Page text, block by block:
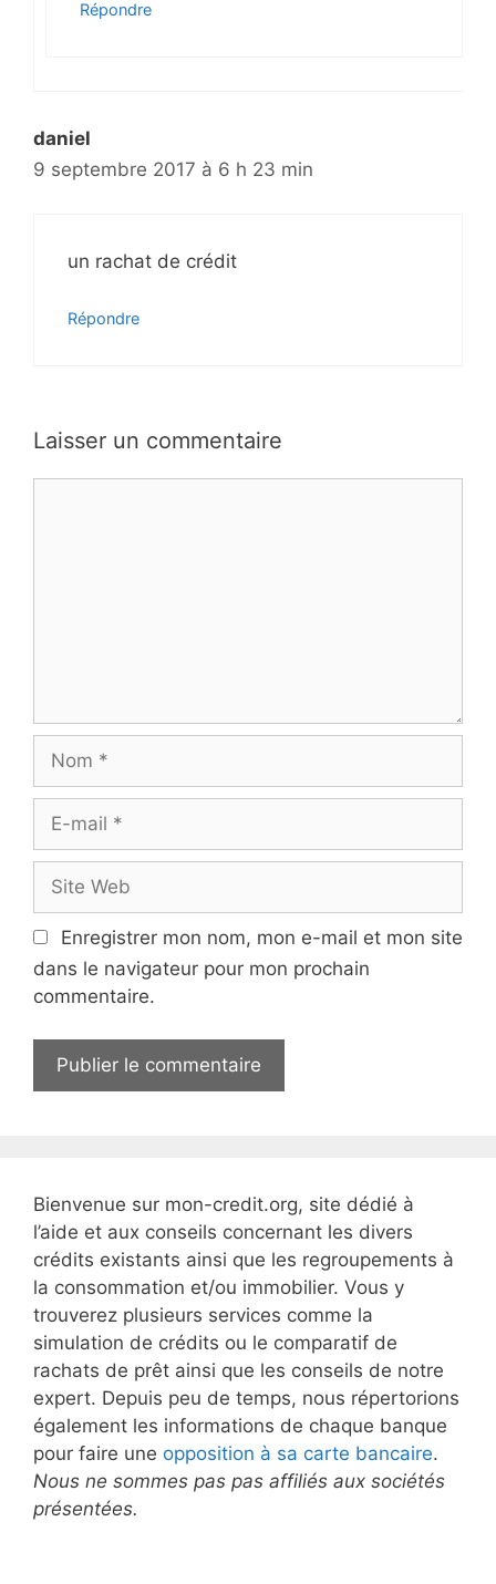
Répondre
daniel
9 septembre 2017 à 6 h 23 min
un rachat de crédit
Répondre
Laisser un commentaire
r
m
m
l
t
e
b
Enregistrer mon nom, mon e-mail et mon site
dans le navigateur pour mon prochain
commentaire.
Bienvenue sur mon-credit.org, site dédié à
l’aide et aux conseils concernant les divers
crédits existants ainsi que les regroupements à
la consommation et/ou immobilier. Vous y
trouverez plusieurs services comme la
simulation de crédits ou le comparatif de
rachats de prêt ainsi que les conseils de notre
expert. Depuis peu de temps, nous répertorions
également les informations de chaque banque
pour faire une opposition à sa carte bancaire.
Nous ne sommes pas pas affiliés aux sociétés
présentées.